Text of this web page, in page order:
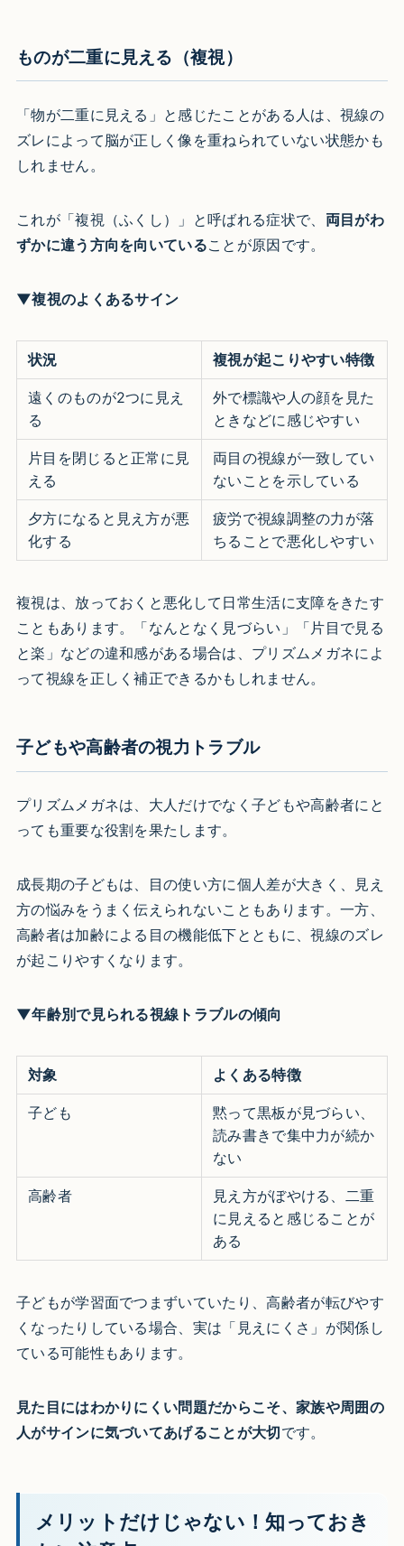
ものが二重に見える（複視）
「物が二重に見える」と感じたことがある人は、視線の
ズレによって脳が正しく像を重ねられていない状態かも
しれません。
これが「複視（ふくし）」と呼ばれる症状で、 両目がわ
ずかに違う方向を向いていることが原因です。
▼複視のよくあるサイン
状況 複視が起こりやすい特徴
遠くのものが2つに見え
る
外で標識や人の顔を見た
ときなどに感じやすい
片目を閉じると正常に見
える
両目の視線が一致してい
ないことを示している
夕方になると見え方が悪
化する
疲労で視線調整の力が落
ちることで悪化しやすい
複視は、放っておくと悪化して日常生活に支障をきたす
こともあります。「なんとなく見づらい」「片目で見る
と楽」などの違和感がある場合は、プリズムメガネによ
って視線を正しく補正できるかもしれません。
子どもや高齢者の視力トラブル
プリズムメガネは、大人だけでなく子どもや高齢者にと
っても重要な役割を果たします。
成長期の子どもは、目の使い方に個人差が大きく、見え
方の悩みをうまく伝えられないこともあります。一方、
高齢者は加齢による目の機能低下とともに、視線のズレ
が起こりやすくなります。
▼年齢別で見られる視線トラブルの傾向
対象 よくある特徴
子ども
黙って黒板が見づらい、
読み書きで集中力が続か
ない
高齢者
見え方がぼやける、二重
に見えると感じることが
ある
子どもが学習面でつまずいていたり、高齢者が転びやす
くなったりしている場合、実は「見えにくさ」が関係し
ている可能性もあります。
見た目にはわかりにくい問題だからこそ、家族や周囲の
人がサインに気づいてあげることが大切です。
メリットだけじゃない！知っておき